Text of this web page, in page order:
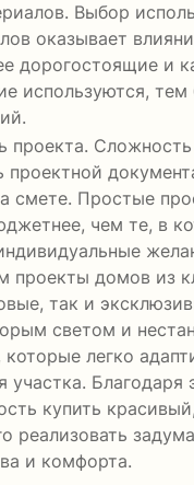
Выбор
оказывает
дорогостоящие и
используются, тем
проекта.
проектной
смете. Простые
чем те, в
проекты домов из
так и
светом и
которые легко
участка. Благодаря
купить
реализовать
и комфорта.